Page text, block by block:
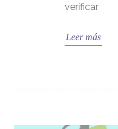
verificar
Leer más